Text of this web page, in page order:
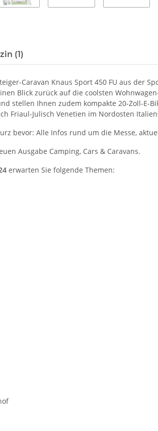
(1)
Caravan Knaus Sport 450 FU aus der
Blick zurück auf die coolsten
stellen Ihnen zudem kompakte 20-Zoll-E-
Friaul-Julisch Venetien im Nordosten
bevor: Alle Infos rund um die Messe,
Ausgabe Camping, Cars & Caravans.
erwarten Sie folgende Themen: